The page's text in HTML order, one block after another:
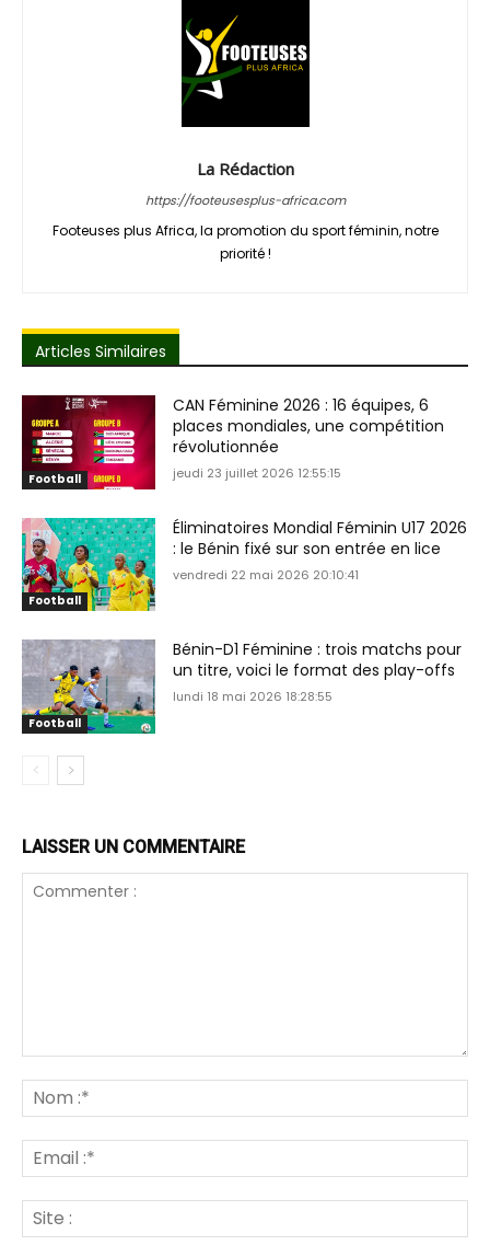
La Rédaction
https://footeusesplus-africa.com
Footeuses plus Africa, la promotion du sport féminin, notre
priorité !
Articles Similaires
Football
CAN Féminine 2026 : 16 équipes, 6
places mondiales, une compétition
révolutionnée
jeudi 23 juillet 2026 12:55:15
Football
Éliminatoires Mondial Féminin U17 2026
: le Bénin fixé sur son entrée en lice
vendredi 22 mai 2026 20:10:41
Football
Bénin-D1 Féminine : trois matchs pour
un titre, voici le format des play-offs
lundi 18 mai 2026 18:28:55
LAISSER UN COMMENTAIRE
:*
:*
: